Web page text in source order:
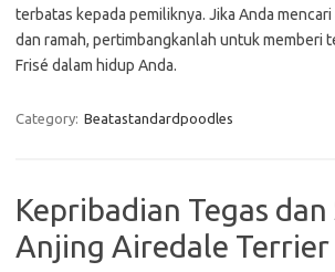
terbatas kepada pemiliknya. Jika Anda
dan ramah, pertimbangkanlah untuk memberi
Frisé dalam hidup Anda.
Category: Beatastandardpoodles
Kepribadian Tegas dan
Anjing Airedale Terrier